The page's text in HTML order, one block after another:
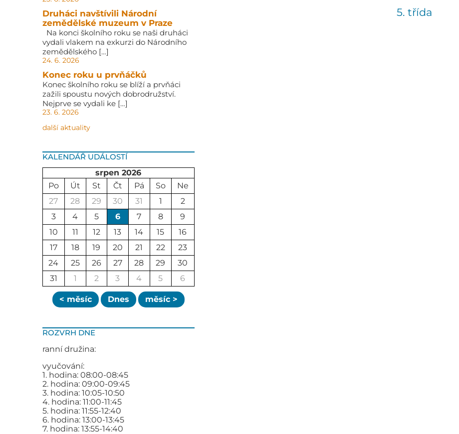
Druháci navštívili Národní
zemědělské muzeum v Praze
Na konci školního roku se naši druháci
vydali vlakem na exkurzi do Národního
zemědělského […]
24. 6. 2026
Konec roku u prvňáčků
Konec školního roku se blíží a prvňáci
zažili spoustu nových dobrodružství.
Nejprve se vydali ke […]
23. 6. 2026
další aktuality
KALENDÁŘ UDÁLOSTÍ
srpen 2026
Po
Út St Čt Pá So
Ne
27
28 29 30 31 1
2
3
4 5 6 7 8
9
10
11 12 13 14 15
16
17
18 19 20 21 22
23
24
25 26 27 28 29
30
31
1 2 3 4 5 6
< měsíc Dnes měsíc >
ROZVRH DNE
ranní družina:
vyučování:
1. hodina: 08:00-08:45
2. hodina: 09:00-09:45
3. hodina: 10:05-10:50
4. hodina: 11:00-11:45
5. hodina: 11:55-12:40
6. hodina: 13:00-13:45
7. hodina: 13:55-14:40
5. třída